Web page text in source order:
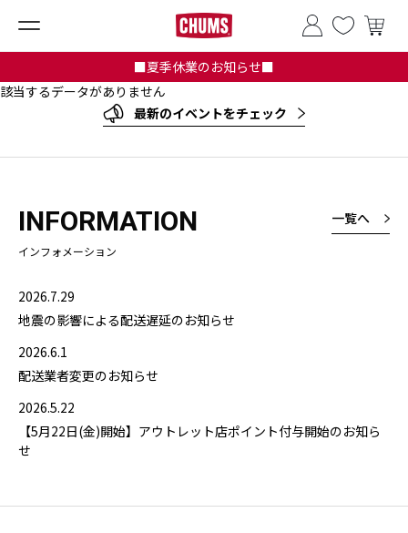
■夏季休業のお知らせ■
該当するデータがありません
最新のイベントをチェック
INFORMATION
インフォメーション
一覧へ
2026.7.29
地震の影響による配送遅延のお知らせ
2026.6.1
配送業者変更のお知らせ
2026.5.22
【5月22日(金)開始】アウトレット店ポイント付与開始のお知ら
せ